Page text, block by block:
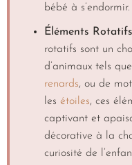
bébé à s’endormir.
Éléments
rotatifs sont un
d’animaux tels
renards, ou de
les étoiles, ces
captivant et
décorative à la
curiosité de